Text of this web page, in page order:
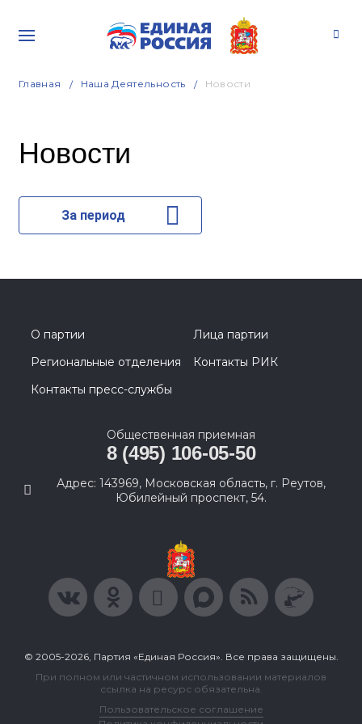
Главная Наша Деятельность Новости
Новости
За период
О партии
Лица партии
Региональные отделения
Контакты РИК
Контакты пресс-службы
Общественная приемная
8 (495) 106-05-50
Адрес: 143969, Московская область, г. Реутов,
Юбилейный проспект, 54.
© 2005-2026, Партия «Единая Россия». Все права защищены.
При полном или частичном использовании материалов
ссылка на ресурс обязательна.
Пользовательское соглашение